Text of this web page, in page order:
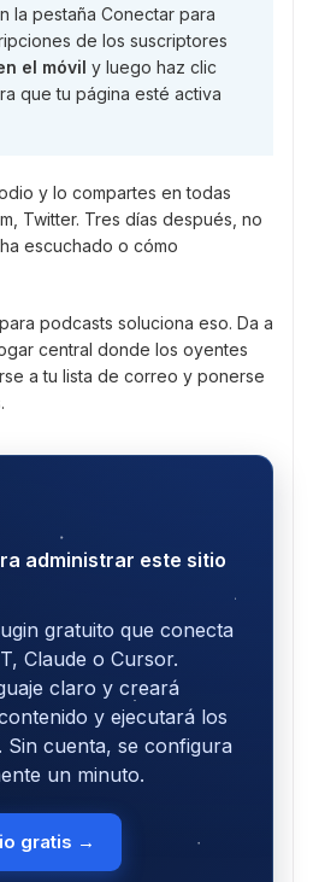
la pestaña Conectar para
de los suscriptores
el móvil y luego haz clic
que tu página esté activa
y lo compartes en todas
Twitter. Tres días después, no
escuchado o cómo
podcasts soluciona eso. Da a
central donde los oyentes
a tu lista de correo y ponerse
administrar este sitio
gratuito que conecta
Claude o Cursor.
claro y creará
y ejecutará los
Sin cuenta, se configura
un minuto.
gratis →